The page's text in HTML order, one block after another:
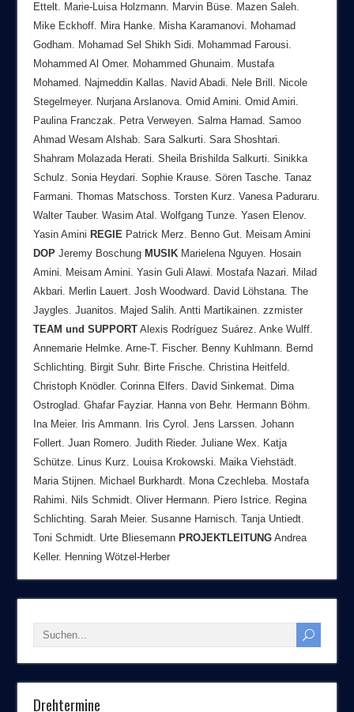
Ettelt. Marie-Luisa Holzmann. Marvin Büse. Mazen Saleh.
Mike Eckhoff. Mira Hanke. Misha Karamanovi. Mohamad
Godham. Mohamad Sel Shikh Sidi. Mohammad Farousi.
Mohammed Al Omer. Mohammed Ghunaim. Mustafa
Mohamed. Najmeddin Kallas. Navid Abadi. Nele Brill. Nicole
Stegelmeyer. Nurjana Arslanova. Omid Amini. Omid Amiri.
Paulina Franczak. Petra Verweyen. Salma Hamad. Samoo
Ahmad Wesam Alshab. Sara Salkurti. Sara Shoshtari.
Shahram Molazada Herati. Sheila Brishilda Salkurti. Sinikka
Schulz. Sonia Heydari. Sophie Krause. Sören Tasche. Tanaz
Farmani. Thomas Matschoss. Torsten Kurz. Vanesa Paduraru.
Walter Tauber. Wasim Atal. Wolfgang Tunze. Yasen Elenov.
Yasin Amini REGIE Patrick Merz. Benno Gut. Meisam Amini
DOP Jeremy Boschung MUSIK Marielena Nguyen. Hosain
Amini. Meisam Amini. Yasin Guli Alawi. Mostafa Nazari. Milad
Akbari. Merlin Lauert. Josh Woodward. David Löhstana. The
Jaygles. Juanitos. Majed Salih. Antti Martikainen. zzmister
TEAM und SUPPORT Alexis Rodríguez Suárez. Anke Wulff.
Annemarie Helmke. Arne-T. Fischer. Benny Kuhlmann. Bernd
Schlichting. Birgit Suhr. Birte Frische. Christina Heitfeld.
Christoph Knödler. Corinna Elfers. David Sinkemat. Dima
Ostroglad. Ghafar Fayziar. Hanna von Behr. Hermann Böhm.
Ina Meier. Iris Ammann. Iris Cyrol. Jens Larssen. Johann
Follert. Juan Romero. Judith Rieder. Juliane Wex. Katja
Schütze. Linus Kurz. Louisa Krokowski. Maika Viehstädt.
Maria Stijnen. Michael Burkhardt. Mona Czechleba. Mostafa
Rahimi. Nils Schmidt. Oliver Hermann. Piero Istrice. Regina
Schlichting. Sarah Meier. Susanne Harnisch. Tanja Untiedt.
Toni Schmidt. Urte Bliesemann PROJEKTLEITUNG Andrea
Keller. Henning Wötzel-Herber
Drehtermine